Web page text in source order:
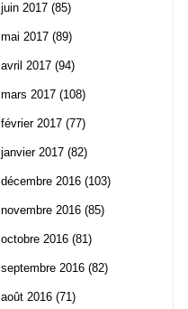
juin 2017 (85)
mai 2017 (89)
avril 2017 (94)
mars 2017 (108)
février 2017 (77)
janvier 2017 (82)
décembre 2016 (103)
novembre 2016 (85)
octobre 2016 (81)
septembre 2016 (82)
août 2016 (71)